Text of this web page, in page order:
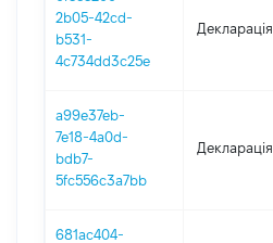
2b05-42cd-
b531-
4c734dd3c25e
Декларація
a99e37eb-
7e18-4a0d-
bdb7-
5fc556c3a7bb
Декларація
681ac404-